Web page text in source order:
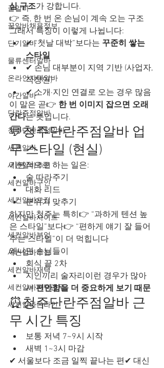
꿀알바
꿀알바채용정보
단기알바
물류센터알바
온라인자택알바
야간알바
단란주점알바
청주단란주점알바
세컨알바
세컨알바추천
세컨알바구인
세컨알바모집
세컨알바사이트
세컨알바부업
세컨알바투잡
세컨알바재택
세컨알바자택근무
세컨알바온라인
심 구조가 강합니다.
👉 즉, 한 번 온 손님이 계속 오는 구조
그래서 특징이 이렇게 나뉩니다:
✔ “첫날 대박”보다는 꾸준히 쌓는
스타일
✔ 손님 대부분이 지역 기반 (사업자,
직장인)
✔ 소개·지인 연결로 오는 경우 많음
이 말은 곧👉 한 번 이미지 잡으면 오래
간다는 뜻입니다.
💬청주단란주점알바 업
무 스타일 (현실)
기본적으로 하는 일은:
술 따라주기
대화 리드
분위기 맞추기
하지만 청주는 특히👉 “과하게 텐션 높
은 스타일”보다👉 “편하게 얘기 잘 들어
주는 스타일”이 더 먹힙니다
왜냐면 손님들이
회식 끝 2차
지인끼리 술자리이런 경우가 많아
서 편안함을 더 중요하게 보기 때문
⏰청주단란주점알바 근
무 시간 특징
보통 저녁 7~9시 시작
새벽 1~3시 마감
✔ 서울보다 조금 일찍 끝나는 편✔ 대신